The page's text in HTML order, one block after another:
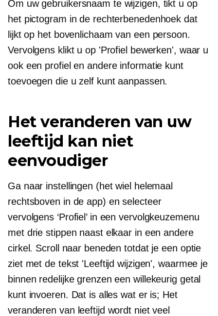
Om uw gebruikersnaam te wijzigen, tikt u op
het pictogram in de rechterbenedenhoek dat
lijkt op het bovenlichaam van een persoon.
Vervolgens klikt u op 'Profiel bewerken', waar u
ook een profiel en andere informatie kunt
toevoegen die u zelf kunt aanpassen.
Het veranderen van uw
leeftijd kan niet
eenvoudiger
Ga naar instellingen (het wiel helemaal
rechtsboven in de app) en selecteer
vervolgens ‘Profiel’ in een vervolgkeuzemenu
met drie stippen naast elkaar in een andere
cirkel. Scroll naar beneden totdat je een optie
ziet met de tekst 'Leeftijd wijzigen', waarmee je
binnen redelijke grenzen een willekeurig getal
kunt invoeren. Dat is alles wat er is; Het
veranderen van leeftijd wordt niet veel